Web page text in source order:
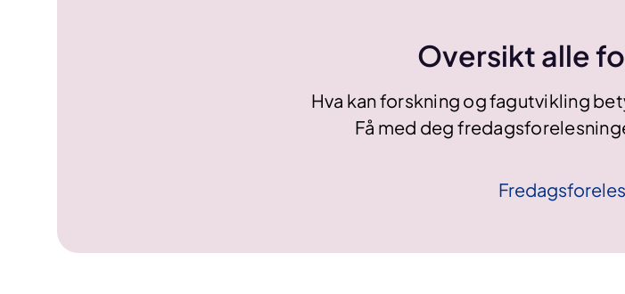
Oversikt alle
Hva kan forskning og fagutvikling
Få med deg